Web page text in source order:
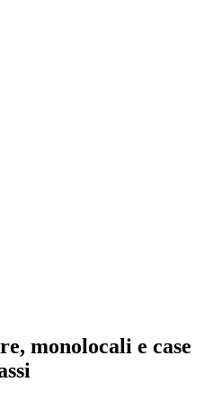
monolocali e case